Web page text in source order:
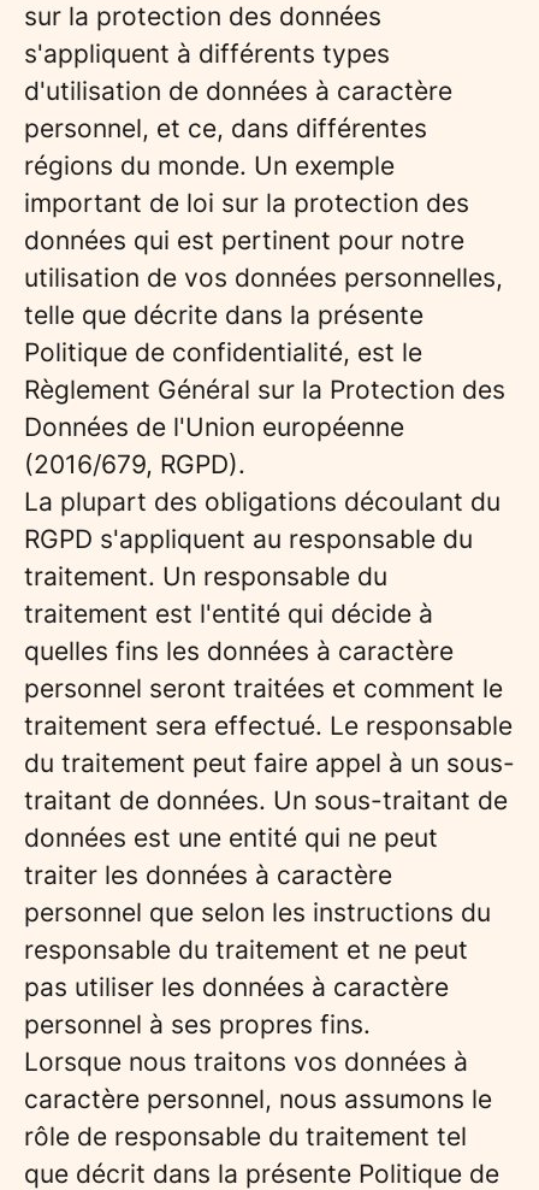
sur la protection des données
s'appliquent à différents types
d'utilisation de données à caractère
personnel, et ce, dans différentes
régions du monde. Un exemple
important de loi sur la protection des
données qui est pertinent pour notre
utilisation de vos données personnelles,
telle que décrite dans la présente
Politique de confidentialité, est le
Règlement Général sur la Protection des
Données de l'Union européenne
(2016/679, RGPD).
La plupart des obligations découlant du
RGPD s'appliquent au responsable du
traitement. Un responsable du
traitement est l'entité qui décide à
quelles fins les données à caractère
personnel seront traitées et comment le
traitement sera effectué. Le responsable
du traitement peut faire appel à un sous-
traitant de données. Un sous-traitant de
données est une entité qui ne peut
traiter les données à caractère
personnel que selon les instructions du
responsable du traitement et ne peut
pas utiliser les données à caractère
personnel à ses propres fins.
Lorsque nous traitons vos données à
caractère personnel, nous assumons le
rôle de responsable du traitement tel
que décrit dans la présente Politique de